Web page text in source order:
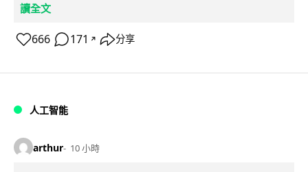
讀全文
666 171 ↗ 分享
人工智能
arthur 10 小時